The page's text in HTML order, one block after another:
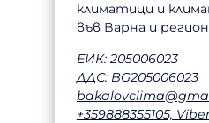
климатици и
във Варна и
ЕИК: 205006023
ДДС: BG205006023
+359888355105,